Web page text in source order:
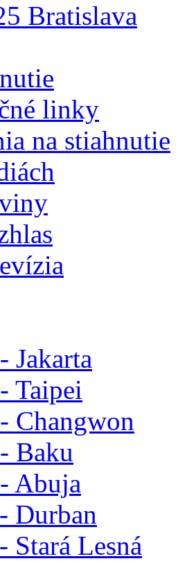
Bratislava
linky
na stiahnutie
Jakarta
Taipei
Changwon
Baku
Abuja
Durban
Stará Lesná